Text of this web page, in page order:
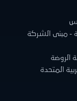
- مبنى الشركة
الروضة
المتحدة